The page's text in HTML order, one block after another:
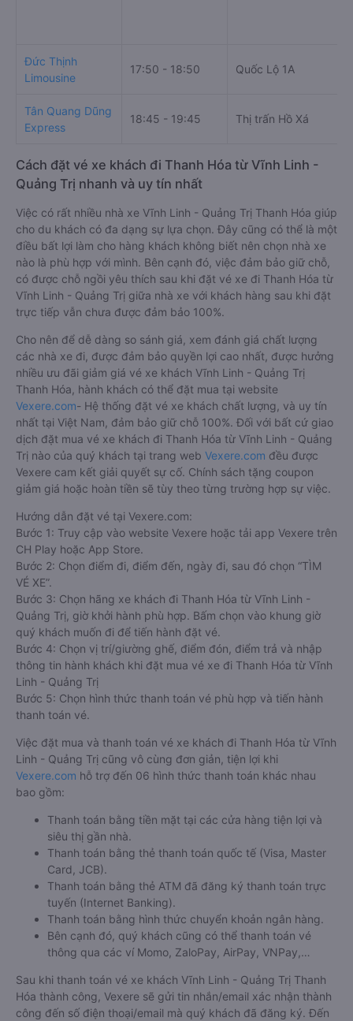
Đức Thịnh
Limousine
17:50 - 18:50 Quốc Lộ 1A
Tân Quang Dũng
Express
18:45 - 19:45 Thị trấn Hồ Xá
Cách đặt vé xe khách đi Thanh Hóa từ Vĩnh Linh -
Quảng Trị nhanh và uy tín nhất
Việc có rất nhiều nhà xe Vĩnh Linh - Quảng Trị Thanh Hóa giúp
cho du khách có đa dạng sự lựa chọn. Đây cũng có thể là một
điều bất lợi làm cho hàng khách không biết nên chọn nhà xe
nào là phù hợp với mình. Bên cạnh đó, việc đảm bảo giữ chỗ,
có được chỗ ngồi yêu thích sau khi đặt vé xe đi Thanh Hóa từ
Vĩnh Linh - Quảng Trị giữa nhà xe với khách hàng sau khi đặt
trực tiếp vẫn chưa được đảm bảo 100%.
Cho nên để dễ dàng so sánh giá, xem đánh giá chất lượng
các nhà xe đi, được đảm bảo quyền lợi cao nhất, được hưởng
nhiều ưu đãi giảm giá vé xe khách Vĩnh Linh - Quảng Trị
Thanh Hóa, hành khách có thể đặt mua tại website
Vexere.com- Hệ thống đặt vé xe khách chất lượng, và uy tín
nhất tại Việt Nam, đảm bảo giữ chỗ 100%. Đối với bất cứ giao
dịch đặt mua vé xe khách đi Thanh Hóa từ Vĩnh Linh - Quảng
Trị nào của quý khách tại trang web Vexere.com đều được
Vexere cam kết giải quyết sự cố. Chính sách tặng coupon
giảm giá hoặc hoàn tiền sẽ tùy theo từng trường hợp sự việc.
Hướng dẫn đặt vé tại Vexere.com:
Bước 1: Truy cập vào website Vexere hoặc tải app Vexere trên
CH Play hoặc App Store.
Bước 2: Chọn điểm đi, điểm đến, ngày đi, sau đó chọn “TÌM
VÉ XE”.
Bước 3: Chọn hãng xe khách đi Thanh Hóa từ Vĩnh Linh -
Quảng Trị, giờ khởi hành phù hợp. Bấm chọn vào khung giờ
quý khách muốn đi để tiến hành đặt vé.
Bước 4: Chọn vị trí/giường ghế, điểm đón, điểm trả và nhập
thông tin hành khách khi đặt mua vé xe đi Thanh Hóa từ Vĩnh
Linh - Quảng Trị
Bước 5: Chọn hình thức thanh toán vé phù hợp và tiến hành
thanh toán vé.
Việc đặt mua và thanh toán vé xe khách đi Thanh Hóa từ Vĩnh
Linh - Quảng Trị cũng vô cùng đơn giản, tiện lợi khi
Vexere.com hỗ trợ đến 06 hình thức thanh toán khác nhau
bao gồm:
Thanh toán bằng tiền mặt tại các cửa hàng tiện lợi và
siêu thị gần nhà.
Thanh toán bằng thẻ thanh toán quốc tế (Visa, Master
Card, JCB).
Thanh toán bằng thẻ ATM đã đăng ký thanh toán trực
tuyến (Internet Banking).
Thanh toán bằng hình thức chuyển khoản ngân hàng.
Bên cạnh đó, quý khách cũng có thể thanh toán vé
thông qua các ví Momo, ZaloPay, AirPay, VNPay,…
Sau khi thanh toán vé xe khách Vĩnh Linh - Quảng Trị Thanh
Hóa thành công, Vexere sẽ gửi tin nhắn/email xác nhận thành
công đến số điện thoại/email mà quý khách đã đăng ký. Đến